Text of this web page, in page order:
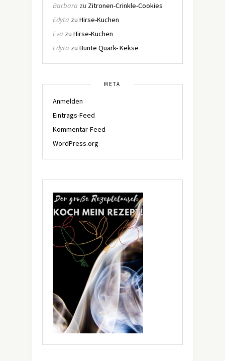
Barbara zu Zitronen-Crinkle-Cookies
Edyta zu Hirse-Kuchen
Eva zu Hirse-Kuchen
Edyta zu Bunte Quark- Kekse
META
Anmelden
Eintrags-Feed
Kommentar-Feed
WordPress.org